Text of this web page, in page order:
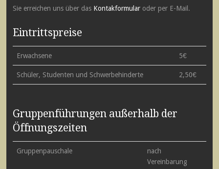
Sie erreichen uns über das Kontakformularoder per E-Mail.
Eintrittspreise
Erwachsene 5€
Schüler, Studenten und Schwerbehinderte 2,50€
Gruppenführungen außerhalb der
Öffnungszeiten
Gruppenpauschale
nach
Vereinbarung